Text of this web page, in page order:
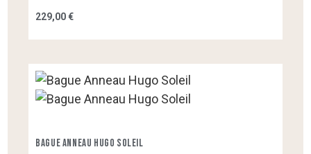
229,00 €
Bague Anneau Hugo Soleil